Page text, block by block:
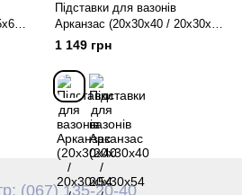
Підставки для вазонів
Арканзас (20х30х40 / 20х30х54
/ 20х30х68 см, без кашпо,
1 149 грн
(067) 135-20-40